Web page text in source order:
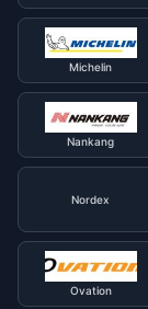
Michelin
Nankang
Nordex
Ovation